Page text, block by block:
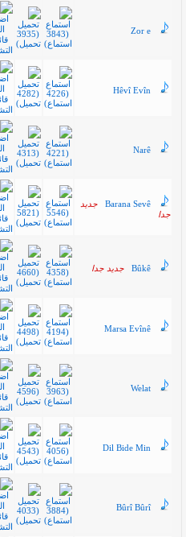
Zor e
Hêvî Evîn
Narê
Barana Sevê
جديد
جدا
Bûkê جديد جدا
Marsa Evînê
Welat
Dil Bide Min
Bûrî Bûrî